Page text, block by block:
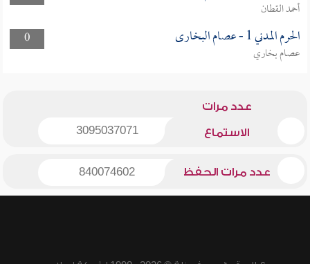
أحمد القطان
0
الحرم المدني 1 - عصام البخارى
عصام بخاري
عدد مرات
الاستماع 3095037071
عدد مرات الحفظ 840074602